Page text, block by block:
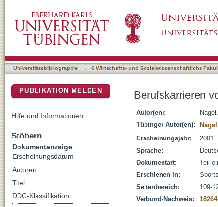
Universitätsbibliographie → 6 Wirtschafts- und Sozialwissenschaftliche
Berufskarrieren
Autor(en):
Tübinger Autor(en):
Erscheinungsjahr:
2001
Sprache:
Dokumentart:
Teil
Erschienen in:
Seitenbereich:
109-
Verbund-Nachweis:
PUBLIKATION MELDEN
Hilfe und Informationen
Stöbern
Dokumentanzeige
Erscheinungsdatum
Autoren
Titel
DDC-Klassifikation